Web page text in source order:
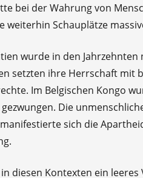
bei der Wahrung von
Schauplätze
wurde in den
setzten ihre Herrschaft
Im Belgischen Kongo
Die
sich die
diesen Kontexten ein